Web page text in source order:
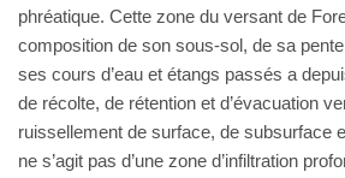
phréatique. Cette zone du versant de
composition de son sous-sol, de sa
ses cours d’eau et étangs passés a
de récolte, de rétention et d’évacuation
ruissellement de surface, de subsurface
ne s’agit pas d’une zone d’infiltration